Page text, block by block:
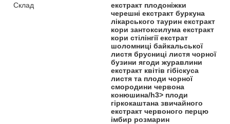
Склад
екстракт плодоніжки
черешні екстракт буркуна
лікарського таурин екстракт
кори зантоксилума екстракт
кори стілінгії екстрат
шоломниці байкальської
листя брусниці листя чорної
бузини ягоди журавлини
екстракт квітів гібіскуса
листя та плоди чорної
смородини червона
конюшина/h3> плоди
гіркокаштана звичайного
екстракт червоного перцю
імбир розмарин